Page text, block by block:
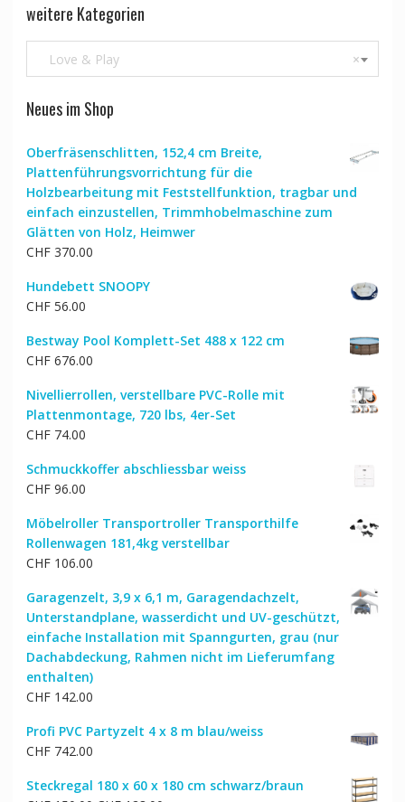
weitere Kategorien
×
Love & Play
Neues im Shop
Oberfräsenschlitten, 152,4 cm Breite,
Plattenführungsvorrichtung für die
Holzbearbeitung mit Feststellfunktion, tragbar und
einfach einzustellen, Trimmhobelmaschine zum
Glätten von Holz, Heimwer
CHF370.00
Hundebett SNOOPY
CHF56.00
Bestway Pool Komplett-Set 488 x 122 cm
CHF676.00
Nivellierrollen, verstellbare PVC-Rolle mit
Plattenmontage, 720 lbs, 4er-Set
CHF74.00
Schmuckkoffer abschliessbar weiss
CHF96.00
Möbelroller Transportroller Transporthilfe
Rollenwagen 181,4kg verstellbar
CHF106.00
Garagenzelt, 3,9 x 6,1 m, Garagendachzelt,
Unterstandplane, wasserdicht und UV-geschützt,
einfache Installation mit Spanngurten, grau (nur
Dachabdeckung, Rahmen nicht im Lieferumfang
enthalten)
CHF142.00
Profi PVC Partyzelt 4 x 8 m blau/weiss
CHF742.00
Steckregal 180 x 60 x 180 cm schwarz/braun